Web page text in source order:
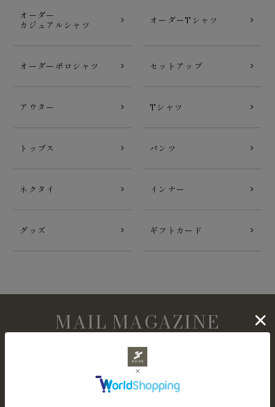
オーダー
カジュアルシャツ
オーダーTシャツ
オーダーポロシャツ セットアップ
アウター Tシャツ
トップス パンツ
ネクタイ インナー
グッズ ギフトカード
MAIL MAGAZINE
メールマガジン購読
NEWアイテムやセール情報など、お得な情報を定
期的にお知らせします。